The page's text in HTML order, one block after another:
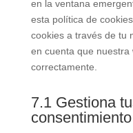
en la ventana
esta política de
cookies a través de tu
en cuenta que
correctamente.
7.1 Gestiona
consentimiento